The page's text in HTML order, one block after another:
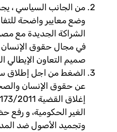
من الجانب السیاسي ،
وضع معاییر واضحة
الشراكة الجدیدة مع
في مجال حقوق الإنسان
صمیم التعاون الإیطالي
الضغط من اجل إطلاق
عن حقوق الإنسان
الغیر الحكومیة، و رفع
وتجمید الأصول ضد